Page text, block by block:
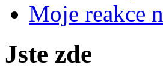
Moje reakce
Jste zde